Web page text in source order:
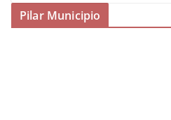
Pilar Municipio